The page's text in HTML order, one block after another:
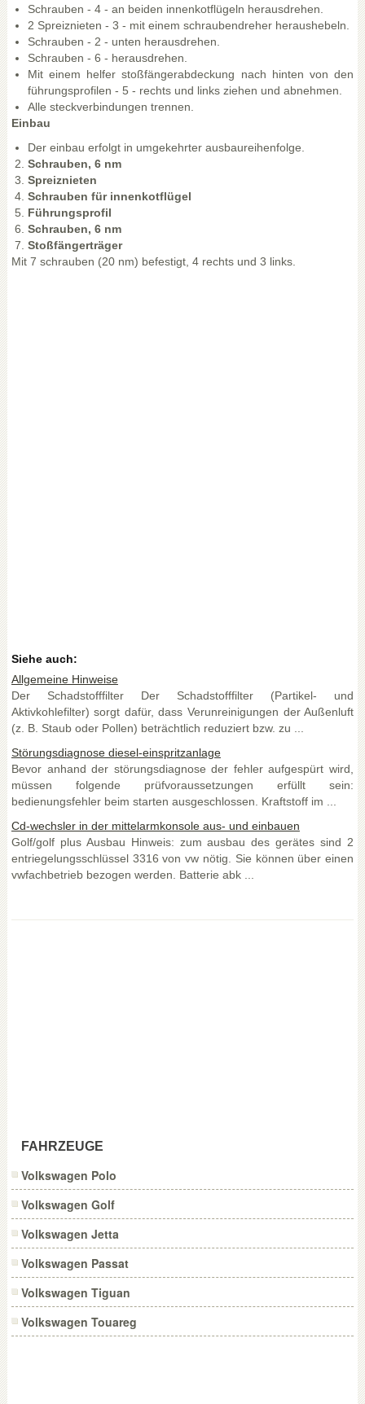
Schrauben - 4 - an beiden innenkotflügeln herausdrehen.
2 Spreiznieten - 3 - mit einem schraubendreher heraushebeln.
Schrauben - 2 - unten herausdrehen.
Schrauben - 6 - herausdrehen.
Mit einem helfer stoßfängerabdeckung nach hinten von den
führungsprofilen - 5 - rechts und links ziehen und abnehmen.
Alle steckverbindungen trennen.
Einbau
Der einbau erfolgt in umgekehrter ausbaureihenfolge.
Schrauben, 6 nm
Spreiznieten
Schrauben für innenkotflügel
Führungsprofil
Schrauben, 6 nm
Stoßfängerträger
Mit 7 schrauben (20 nm) befestigt, 4 rechts und 3 links.
Siehe auch:
Allgemeine Hinweise
Der Schadstofffilter Der Schadstofffilter (Partikel- und
Aktivkohlefilter) sorgt dafür, dass Verunreinigungen der Außenluft
(z. B. Staub oder Pollen) beträchtlich reduziert bzw. zu ...
Störungsdiagnose diesel-einspritzanlage
Bevor anhand der störungsdiagnose der fehler aufgespürt wird,
müssen folgende prüfvoraussetzungen erfüllt sein:
bedienungsfehler beim starten ausgeschlossen. Kraftstoff im ...
Cd-wechsler in der mittelarmkonsole aus- und einbauen
Golf/golf plus Ausbau Hinweis: zum ausbau des gerätes sind 2
entriegelungsschlüssel 3316 von vw nötig. Sie können über einen
vwfachbetrieb bezogen werden. Batterie abk ...
FAHRZEUGE
Volkswagen Polo
Volkswagen Golf
Volkswagen Jetta
Volkswagen Passat
Volkswagen Tiguan
Volkswagen Touareg